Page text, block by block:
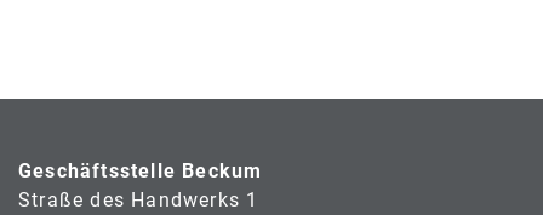
Geschäftsstelle Beckum
Straße des Handwerks 1